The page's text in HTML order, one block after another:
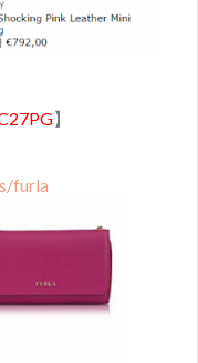
】
furla